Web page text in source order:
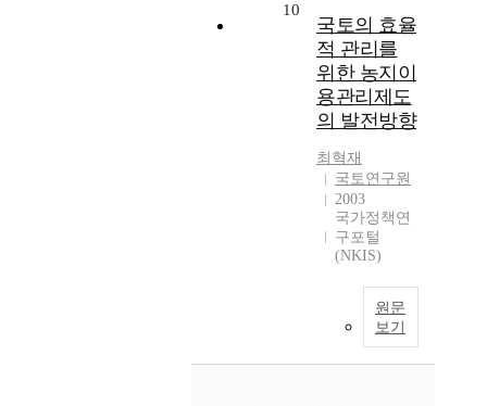
10
국토의 효율
적 관리를
위한 농지이
용관리제도
의 발전방향
최혁재
국토연구원
2003
국가정책연
구포털
(NKIS)
원문
보기